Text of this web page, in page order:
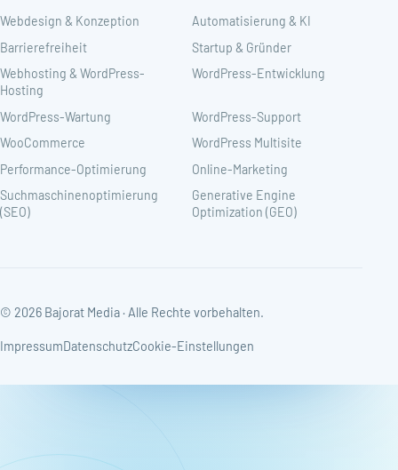
Webdesign & Konzeption
Automatisierung & KI
Barrierefreiheit
Startup & Gründer
Webhosting & WordPress-
Hosting
WordPress-Entwicklung
WordPress-Wartung
WordPress-Support
WooCommerce
WordPress Multisite
Performance-Optimierung
Online-Marketing
Suchmaschinenoptimierung
(SEO)
Generative Engine
Optimization (GEO)
© 2026 Bajorat Media · Alle Rechte vorbehalten.
ImpressumDatenschutzCookie-Einstellungen